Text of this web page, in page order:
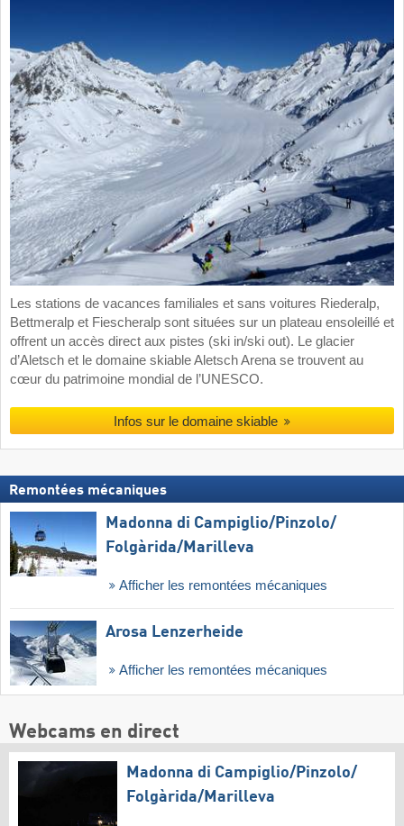
Les stations de vacances familiales et sans voitures Riederalp,
Bettmeralp et Fiescheralp sont situées sur un plateau ensoleillé et
offrent un accès direct aux pistes (ski in/ski out). Le glacier
d’Aletsch et le domaine skiable Aletsch Arena se trouvent au
cœur du patrimoine mondial de l’UNESCO.
Infos sur le domaine skiable
Remontées mécaniques
Madonna di Campiglio/​Pinzolo/​
Folgàrida/​Marilleva
Afficher les remontées mécaniques
Arosa Lenzerheide
Afficher les remontées mécaniques
Webcams en direct
Madonna di Campiglio/​Pinzolo/​
Folgàrida/​Marilleva